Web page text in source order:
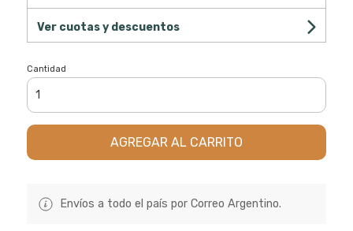
Ver cuotas y descuentos
Cantidad
AGREGAR AL CARRITO
Envíos a todo el país por Correo Argentino.